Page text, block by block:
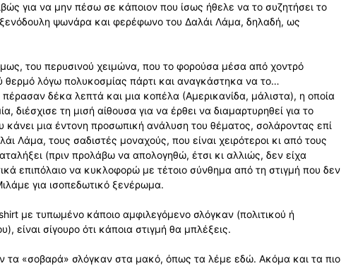
για να μην πέσω σε κάποιον που ίσως ήθελε να το συζητήσει το
ψωνάρα και φερέφωνο του Δαλάι Λάμα, δηλαδή, ως
του περυσινού χειμώνα, που το φορούσα μέσα από χοντρό
λόγω πολυκοσμίας πάρτι και αναγκάστηκα να το…
δέκα λεπτά και μια κοπέλα (Αμερικανίδα, μάλιστα), η οποία
διέσχισε τη μισή αίθουσα για να έρθει να διαμαρτυρηθεί για το
κάνει μια έντονη προσωπική ανάλυση του θέματος, σολάροντας επί
Λάμα, τους σαδιστές μοναχούς, που είναι χειρότεροι κι από τους
(πριν προλάβω να απολογηθώ, έτσι κι αλλιώς, δεν είχα
επιπόλαιο να κυκλοφορώ με τέτοιο σύνθημα από τη στιγμή που δεν
για ισοπεδωτικό ξενέρωμα.
με τυπωμένο κάποιο αμφιλεγόμενο σλόγκαν (πολιτικού ή
είναι σίγουρο ότι κάποια στιγμή θα μπλέξεις.
τα «σοβαρά» σλόγκαν στα μακό, όπως τα λέμε εδώ. Ακόμα και τα πιο